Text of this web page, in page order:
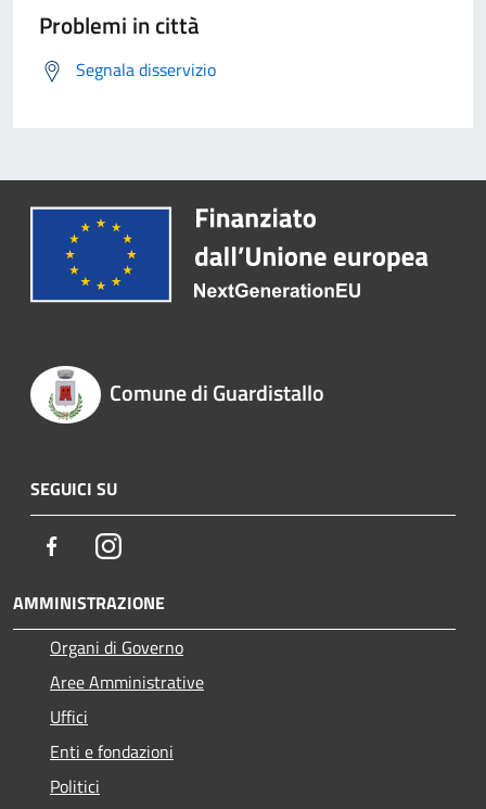
Problemi in città
Segnala disservizio
Comune di Guardistallo
SEGUICI SU
FacebookInstagram
AMMINISTRAZIONE
Organi di Governo
Aree Amministrative
Uffici
Enti e fondazioni
Politici